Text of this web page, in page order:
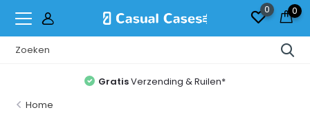
0 0
GratisVerzending & Ruilen*
Home